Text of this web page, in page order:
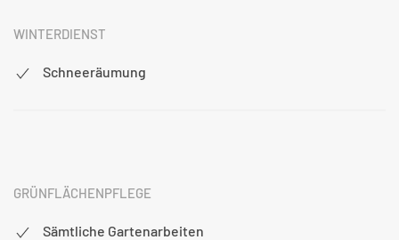
WINTERDIENST
Schneeräumung
GRÜNFLÄCHENPFLEGE
Sämtliche Gartenarbeiten